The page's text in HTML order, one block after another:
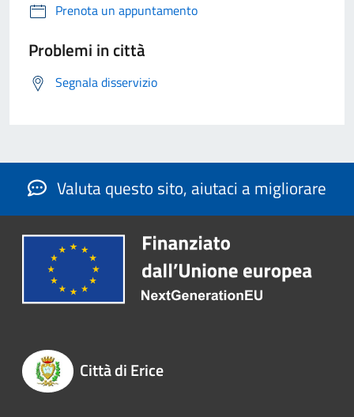
Prenota un appuntamento
Problemi in città
Segnala disservizio
Valuta questo sito, aiutaci a migliorare
Città di Erice